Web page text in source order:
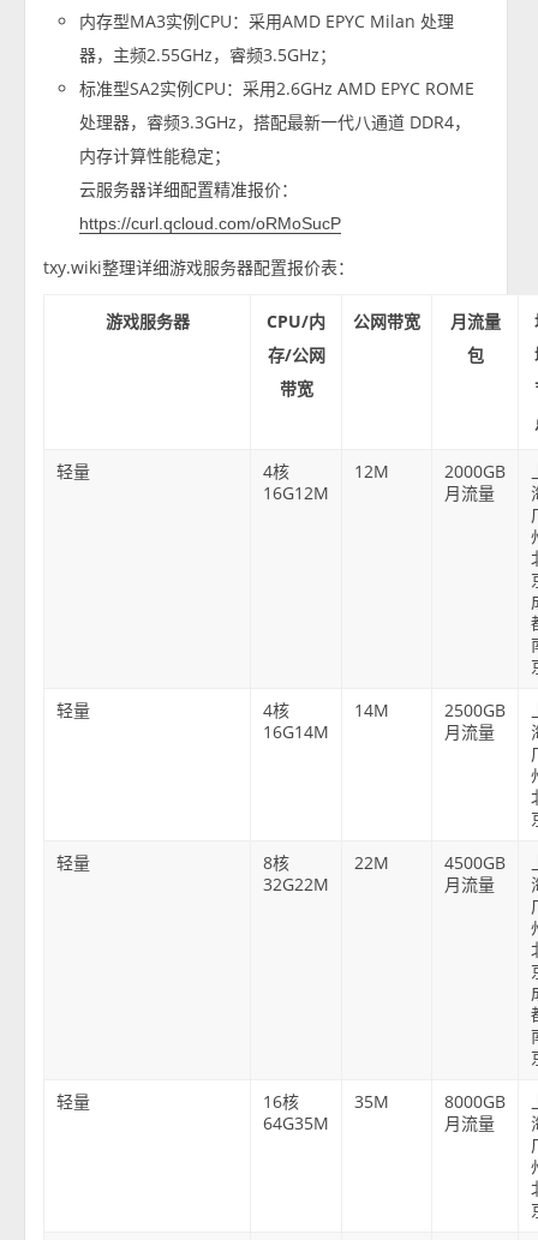
内存型MA3实例CPU：采用AMD EPYC Milan 处理
器，主频2.55GHz，睿频3.5GHz；
标准型SA2实例CPU：采用2.6GHz AMD EPYC ROME
处理器，睿频3.3GHz，搭配最新一代八通道 DDR4，
内存计算性能稳定；
云服务器详细配置精准报价：
https://curl.qcloud.com/oRMoSucP
txy.wiki整理详细游戏服务器配置报价表：
游戏服务器
CPU/内
存/公网
带宽
公网带宽
月流量
包
轻量
4核
16G12M
12M
2000GB
月流量
轻量
4核
16G14M
14M
2500GB
月流量
轻量
8核
32G22M
22M
4500GB
月流量
轻量
16核
64G35M
35M
8000GB
月流量